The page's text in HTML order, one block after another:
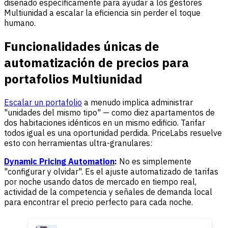
diseñado específicamente para ayudar a los gestores
Multiunidad a escalar la eficiencia sin perder el toque
humano.
Funcionalidades únicas de
automatización de precios para
portafolios Multiunidad
Escalar un portafolio a menudo implica administrar
"unidades del mismo tipo" — como diez apartamentos de
dos habitaciones idénticos en un mismo edificio. Tarifar
todos igual es una oportunidad perdida. PriceLabs resuelve
esto con herramientas ultra-granulares:
Dynamic Pricing Automation: No es simplemente
"configurar y olvidar". Es el ajuste automatizado de tarifas
por noche usando datos de mercado en tiempo real,
actividad de la competencia y señales de demanda local
para encontrar el precio perfecto para cada noche.